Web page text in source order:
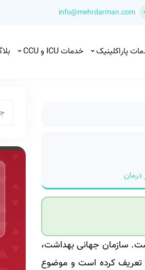
info@mehrdarman.com
پاراکلینیک خدمات ICU و CCU
درمان
سازمان جهانی بهداشت،
تعریف کرده است و موضوع